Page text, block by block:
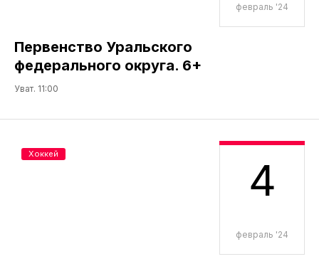
февраль '24
Первенство Уральского
федерального округа. 6+
Уват. 11:00
4
февраль '24
Хоккей